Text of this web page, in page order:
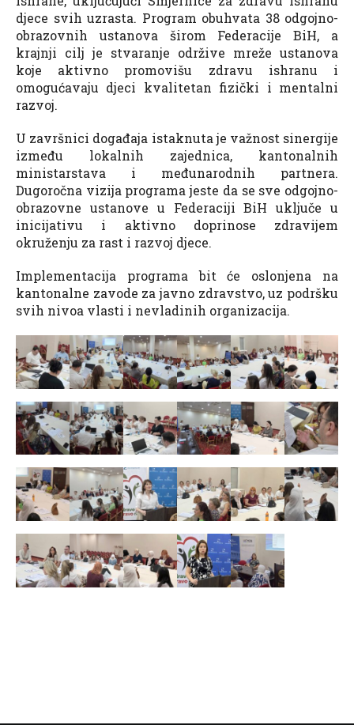
djece svih uzrasta. Program obuhvata 38 odgojno-
obrazovnih ustanova širom Federacije BiH, a
krajnji cilj je stvaranje održive mreže ustanova
koje aktivno promovišu zdravu ishranu i
omogućavaju djeci kvalitetan fizički i mentalni
razvoj.
U završnici događaja istaknuta je važnost sinergije
između lokalnih zajednica, kantonalnih
ministarstava i međunarodnih partnera.
Dugoročna vizija programa jeste da se sve odgojno-
obrazovne ustanove u Federaciji BiH uključe u
inicijativu i aktivno doprinose zdravijem
okruženju za rast i razvoj djece.
Implementacija programa bit će oslonjena na
kantonalne zavode za javno zdravstvo, uz podršku
svih nivoa vlasti i nevladinih organizacija.